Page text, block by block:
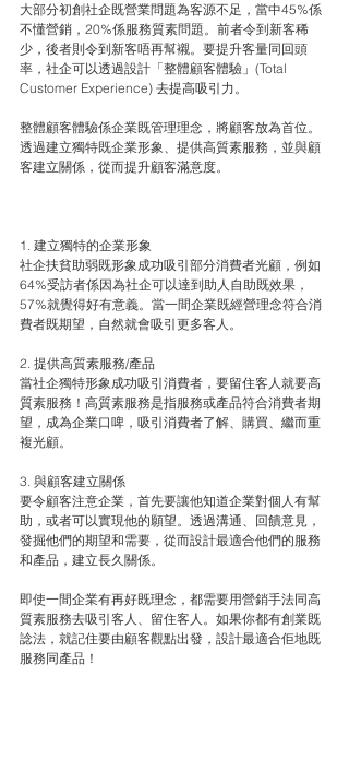
大部分初創社企既營業問題為客源不足，當中45%係
不懂營銷，20%係服務質素問題。前者令到新客稀
少，後者則令到新客唔再幫襯。要提升客量同回頭
率，社企可以透過設計「整體顧客體驗」(Total
Customer Experience) 去提高吸引力。
整體顧客體驗係企業既管理理念，將顧客放為首位。
透過建立獨特既企業形象、提供高質素服務，並與顧
客建立關係，從而提升顧客滿意度。
1. 建立獨特的企業形象
社企扶貧助弱既形象成功吸引部分消費者光顧，例如
64%受訪者係因為社企可以達到助人自助既效果，
57%就覺得好有意義。當一間企業既經營理念符合消
費者既期望，自然就會吸引更多客人。
2. 提供高質素服務/產品
當社企獨特形象成功吸引消費者，要留住客人就要高
質素服務！高質素服務是指服務或產品符合消費者期
望，成為企業口啤，吸引消費者了解、購買、繼而重
複光顧。
3. 與顧客建立關係
要令顧客注意企業，首先要讓他知道企業對個人有幫
助，或者可以實現他的願望。透過溝通、回饋意見，
發掘他們的期望和需要，從而設計最適合他們的服務
和產品，建立長久關係。
即使一間企業有再好既理念，都需要用營銷手法同高
質素服務去吸引客人、留住客人。如果你都有創業既
諗法，就記住要由顧客觀點出發，設計最適合佢地既
服務同產品！